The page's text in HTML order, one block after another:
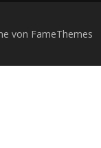
von FameThemes